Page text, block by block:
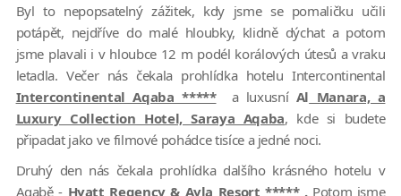
Byl to nepopsatelný zážitek, kdy jsme se pomaličku učili
potápět, nejdříve do malé hloubky, klidně dýchat a potom
jsme plavali i v hloubce 12 m podél korálových útesů a vraku
letadla. Večer nás čekala prohlídka hotelu Intercontinental
Intercontinental Aqaba *****a luxusní Al Manara, a
Luxury Collection Hotel, Saraya Aqaba, kde si budete
připadat jako ve filmové pohádce tisíce a jedné noci.
Druhý den nás čekala prohlídka dalšího krásného hotelu v
Aqabě - Hyatt Regency & Ayla Resort ***** . Potom jsme